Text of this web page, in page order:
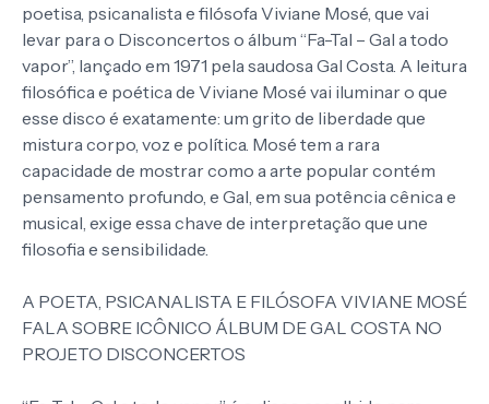
poetisa, psicanalista e filósofa Viviane Mosé, que vai
levar para o Disconcertos o álbum “Fa-Tal – Gal a todo
vapor”, lançado em 1971 pela saudosa Gal Costa. A leitura
filosófica e poética de Viviane Mosé vai iluminar o que
esse disco é exatamente: um grito de liberdade que
mistura corpo, voz e política. Mosé tem a rara
capacidade de mostrar como a arte popular contém
pensamento profundo, e Gal, em sua potência cênica e
musical, exige essa chave de interpretação que une
filosofia e sensibilidade.
A POETA, PSICANALISTA E FILÓSOFA VIVIANE MOSÉ
FALA SOBRE ICÔNICO ÁLBUM DE GAL COSTA NO
PROJETO DISCONCERTOS